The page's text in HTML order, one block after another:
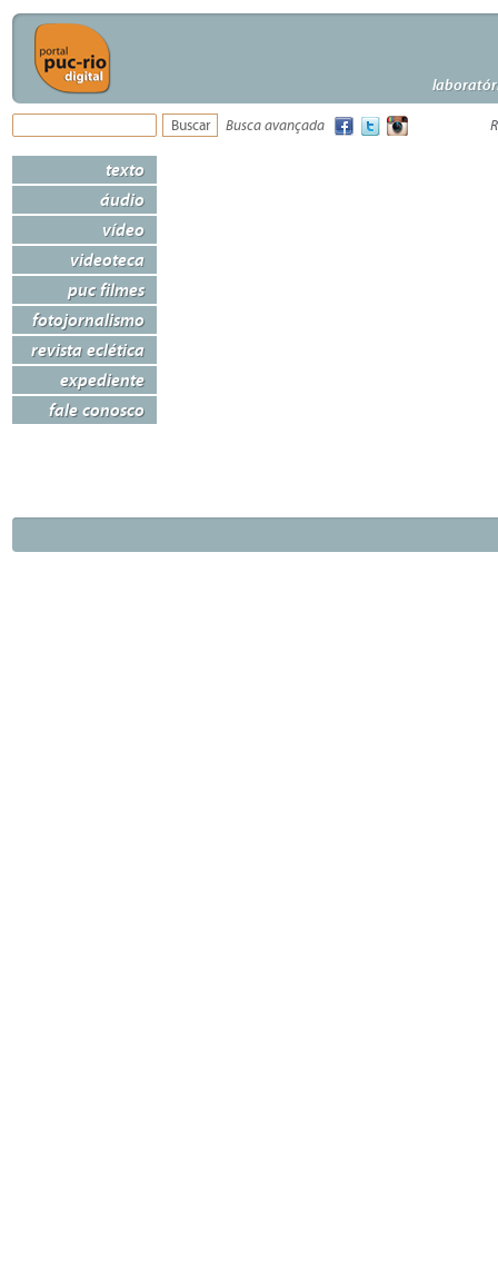
Busca avançada
texto
áudio
vídeo
videoteca
puc filmes
fotojornalismo
revista eclética
expediente
fale conosco